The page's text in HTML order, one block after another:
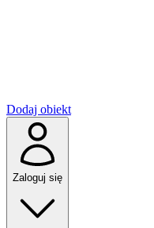
Dodaj obiekt
Zaloguj się